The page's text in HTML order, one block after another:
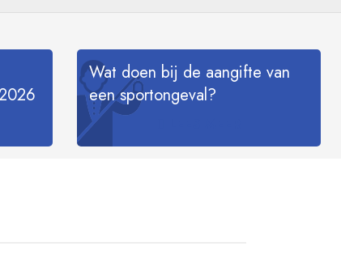
Wat doen bij de aangifte van
een sportongeval?